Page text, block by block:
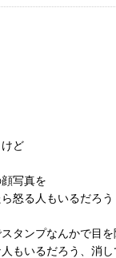
ど
写真を
怒る人もいるだろう
タンプなんかで目を
もいるだろう、消